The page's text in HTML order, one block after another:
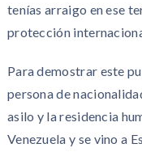
tenías arraigo en ese
protección
Para demostrar este
persona de
asilo y la residencia
Venezuela y se vino a